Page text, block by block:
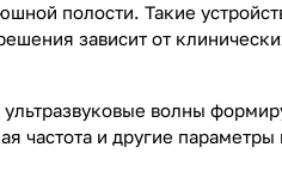
полости. Такие
зависит от
волны
частота и другие